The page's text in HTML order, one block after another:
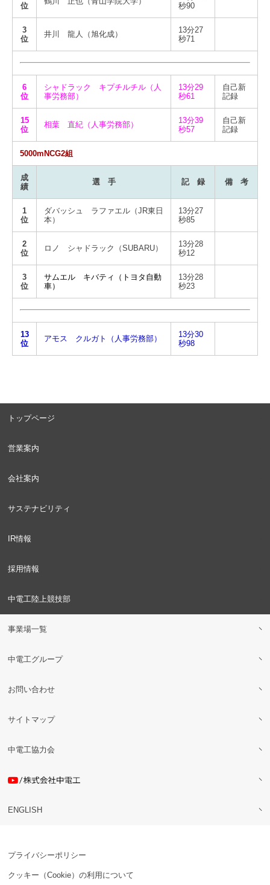
位
秒90
3
位
井川 龍人（旭化成）
13分27
秒71
6
位
シャドラック キプチルチル（人
事労務部）
13分29
秒61
自己新
記録
15
位
相葉 直紀（人事労務部）
13分39
秒57
自己新
記録
5000mNCG2組
成
績
選 手 記 録 備 考
1
位
ダバッシュ ラファエル（JR東日
本）
13分27
秒85
2
位
ロノ シャドラック（SUBARU）
13分28
秒12
3
位
サムエル キバティ（トヨタ自動
車）
13分28
秒23
13
位
アモス クルガト（人事労務部）
13分30
秒98
トップページ
営業案内
会社案内
サステナビリティ
IR情報
採用情報
中電工陸上競技部
事業場一覧
中電工グループ
お問い合わせ
サイトマップ
中電工協力会
ENGLISH
プライバシーポリシー
クッキー（Cookie）の利用について